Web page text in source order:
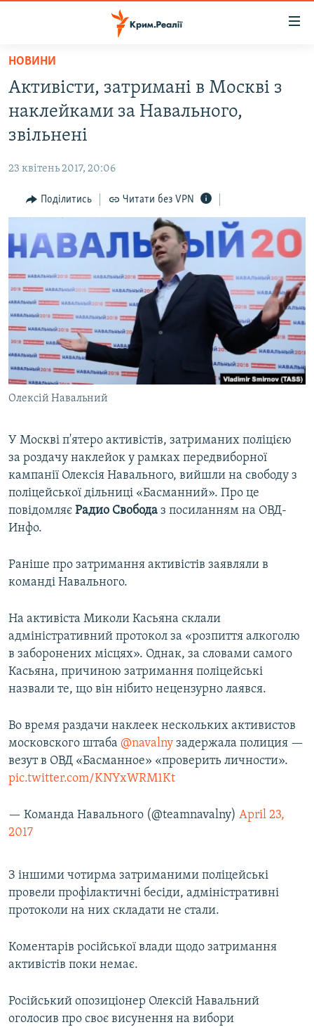
Перейти
основного
матеріалу
Перейти
до
основної
Перейти
до
пошуку
ВІДЕО ТА ФОТО
БЛОГИ
ПОГЛЯД
ВСЕ ЗА ДЕНЬ
СПЕЦПРОЕКТИ
ДЕПОРТАЦІЯ
ВІДЕОУРОКИ «ELIFBE»
СВІДЧЕННЯ ОКУПАЦІЇ
УКРАЇНСЬКА ПРОБЛЕМА КРИМУ
ІНФОГРАФІКА
ЯК ОБІЙТИ БЛОКУВАННЯ
Русский
Qırımtatar
ДОЛУЧАЙСЯ!
Усі сайти RFE/RL
НОВИНИ
Активісти, затримані в Москві з
наклейками за Навального,
звільнені
23 квітень 2017, 20:06
Поділитись Читати без VPN
Олексій Навальний
У Москві п'ятеро активістів, затриманих поліцією
за роздачу наклейок у рамках передвиборної
кампанії Олексія Навального, вийшли на свободу з
поліцейської дільниці «Басманний». Про це
повідомляє Радио Свобода з посиланням на ОВД-
Инфо.
Раніше про затримання активістів заявляли в
команді Навального.
На активіста Миколи Касьяна склали
адміністративний протокол за «розпиття алкоголю
в заборонених місцях». Однак, за словами самого
Касьяна, причиною затримання поліцейські
назвали те, що він нібито нецензурно лаявся.
Во время раздачи наклеек нескольких активистов
московского штаба @navalny задержала полиция —
везут в ОВД «Басманное» «проверить личности».
pic.twitter.com/KNYxWRM1Kt
— Команда Навального (@teamnavalny) April 23,
2017
З іншими чотирма затриманими поліцейські
провели профілактичні бесіди, адміністративні
протоколи на них складати не стали.
Коментарів російської влади щодо затримання
активістів поки немає.
Російський опозиціонер Олексій Навальний
оголосив про своє висунення на вибори